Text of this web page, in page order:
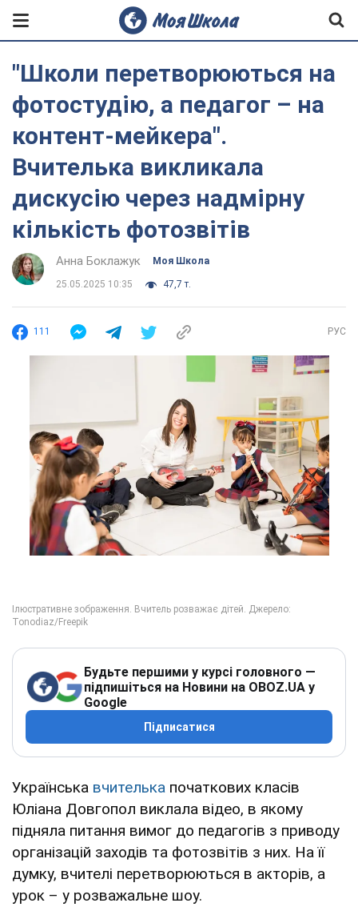
"Школи перетворюються на
фотостудію, а педагог – на
контент-мейкера".
Вчителька викликала
дискусію через надмірну
кількість фотозвітів
Анна Боклажук Моя Школа
25.05.2025 10:35 47,7 т.
111 РУС
Будьте першими у курсі головного —
підпишіться на Новини на OBOZ.UA у
Google
Підписатися
Українська вчителька початкових класів
Юліана Довгопол виклала відео, в якому
підняла питання вимог до педагогів з приводу
організацій заходів та фотозвітів з них. На її
думку, вчителі перетворюються в акторів, а
урок – у розважальне шоу.